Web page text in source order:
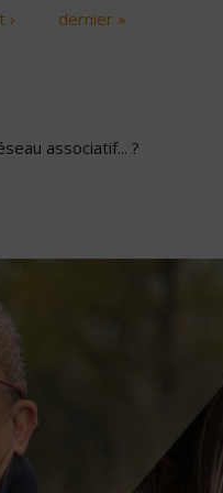
› dernier »
associatif... ?